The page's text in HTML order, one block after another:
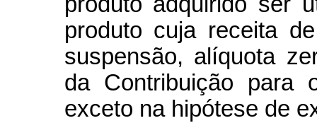
produto cuja receita
suspensão, alíquota
da Contribuição para
exceto na hipótese de